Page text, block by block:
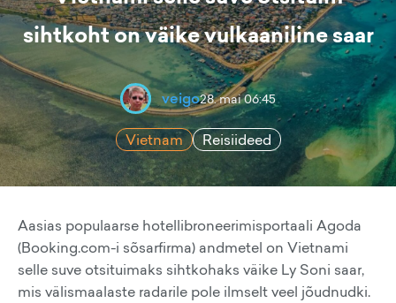
sihtkoht on väike vulkaaniline saar
veigo28. mai 06:45
Vietnam Reisiideed
Aasias populaarse hotellibroneerimisportaali Agoda
(Booking.com-i sõsarfirma) andmetel on Vietnami
selle suve otsituimaks sihtkohaks väike Ly Soni saar,
mis välismaalaste radarile pole ilmselt veel jõudnudki.